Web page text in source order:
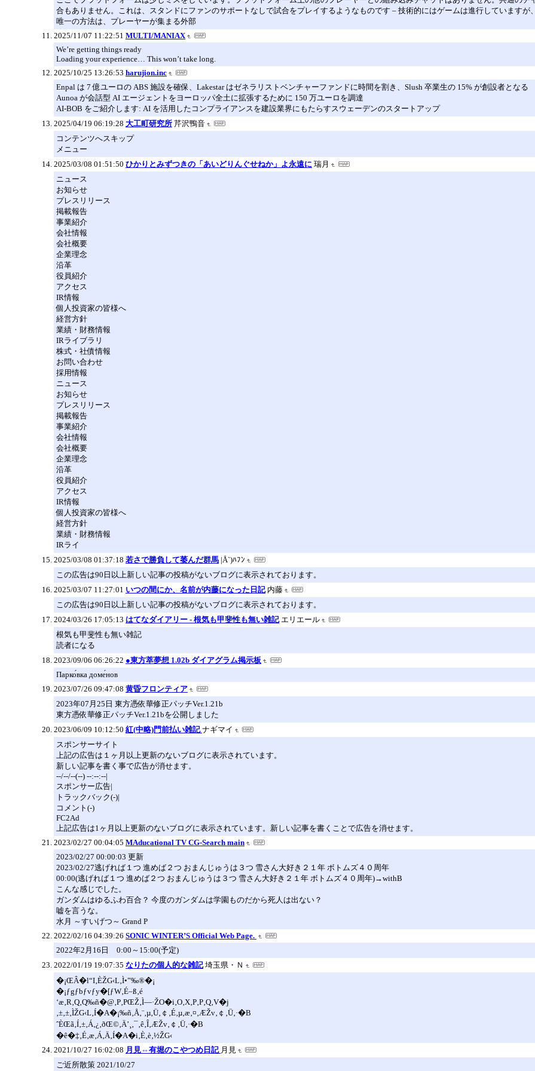
合もありません。これは、スタンドにファンのサポートなしで試合をプレイするようなものです – 技術的にはゲームは進行しています
唯一の方法は、プレーヤーが集まる外部
2025/11/07 11:22:51 MULTI/MANIAX
We’re getting things ready
Loading your experience… This won’t take long.
2025/10/25 13:26:53 harujion.inc
Enpal は 7 億ユーロの ABS 施設を確保、Lakestar はゼネラリストベンチャーファンドに時間を割き、Slush 卒業生の 15% が創設者となる
Aunoa が会話型 AI エージェントをヨーロッパ全土に拡張するために 150 万ユーロを調達
AI-BOB をご紹介します: AI を活用したコンプライアンスを建設業界にもたらすスウェーデンのスタートアップ
2025/04/19 06:19:28 大工町研究所 芹沢鴨音
コンテンツへスキップ
メニュー
2025/03/08 01:51:50 ひかりとみずつきの「あいどりんぐせねか」よ永遠に 瑞月
ニュース
お知らせ
プレスリリース
掲載報告
事業紹介
会社情報
会社概要
企業理念
沿革
役員紹介
アクセス
IR情報
個人投資家の皆様へ
経営方針
業績・財務情報
IRライブラリ
株式・社債情報
お問い合わせ
採用情報
ニュース
お知らせ
プレスリリース
掲載報告
事業紹介
会社情報
会社概要
企業理念
沿革
役員紹介
アクセス
IR情報
個人投資家の皆様へ
経営方針
業績・財務情報
IRライ
2025/03/08 01:37:18 若さで勝負して萎んだ群馬 |Å`)ﾊﾌﾝ
この広告は90日以上新しい記事の投稿がないブログに表示されております。
2025/03/07 11:27:01 いつの間にか、名前が内藤になった日記 内藤
この広告は90日以上新しい記事の投稿がないブログに表示されております。
2024/03/26 17:05:13 はてなダイアリー - 根気も甲斐性も無い雑記 エリエール
根気も甲斐性も無い雑記
読者になる
2023/09/06 06:26:22 ●東方萃夢想 1.02b ダイアグラム掲示板
Парко́вка доме́нов
2023/07/26 09:47:08 黄昏フロンティア
2023年07月25日 東方憑依華修正パッチVer.1.21b
東方憑依華修正パッチVer.1.21bを公開しました
2023/06/09 10:12:50 紅(中略)門前払い雑記ナギマイ
スポンサーサイト
上記の広告は１ヶ月以上更新のないブログに表示されています。
新しい記事を書く事で広告が消せます。
--/--/--(--) --:--:--|
スポンサー広告|
トラックバック(-)|
コメント(-)
FC2Ad
上記広告は1ヶ月以上更新のないブログに表示されています。新しい記事を書くことで広告を消せます。
2023/02/27 00:04:05 MAducational TV CG-Search main
2023/02/27 00:00:03 更新
2023/02/27逃げれば１つ 進めば２つ おまんじゅうは３つ 雪さん大好き２１年 ボトムズ４０周年
00:00(逃げれば１つ 進めば２つ おまんじゅうは３つ 雪さん大好き２１年 ボトムズ４０周年)→withB
こんな感じでした。
ガンダムはゆるふわ百合？ 今度のガンダムは学園ものだから死人は出ない？
嘘を言うな。
水月 ～すいげつ～ Grand P
2022/02/16 04:39:26 SONIC WINTER’S Official Web Page.
2022年2月16日 0:00～15:00(予定)
2022/01/19 19:07:35 なりたの個人的な雑記 埼玉県・Ｎ
�¡ŒÂ�l“I‚ÈŽG‹L‚Ì•”‰®�¡
�¡ƒgƒbƒvƒy�[ƒW‚É–ß‚é
‘æ‚R‚Q‚Q‰ñ�@‚P‚PŒŽ‚Ì—·ŽO�i‚O‚X‚P‚P‚Q‚V�j
‚±‚±‚ÌŽG‹L‚Í�A�¡‰ñ‚Å‚¨‚µ‚Ü‚￠‚É‚µ‚æ‚¤‚ÆŽv‚￠‚Ü‚·�B
ˆÈŒã‚Í‚±‚Á‚¿‚ðŒ©‚Ä’¸‚¯‚ê‚Î‚ÆŽv‚￠‚Ü‚·�B
�ê�‡‚É‚æ‚Á‚Ä‚Í�A�i‚È‚è‚½ŽG‹
2021/10/27 16:02:08 月見⇔有堀のこやつめ日記 月見
ご近所散策 2021/10/27